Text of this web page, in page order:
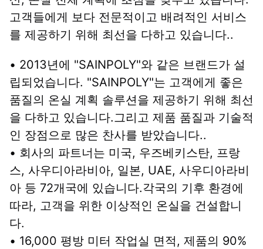
고객들에게 보다 전문적이고 배려적인 서비스
를 제공하기 위해 최선을 다하고 있습니다..
• 2013년에 "SAINPOLY"와 같은 브랜드가 설
립되었습니다. "SAINPOLY"는 고객에게 좋은
품질의 온실 계획 솔루션을 제공하기 위해 최선
을 다하고 있습니다.그리고 제품 품질과 기술적
인 장점으로 많은 찬사를 받았습니다..
• 회사의 파트너는 미국, 우즈베키스탄, 프랑
스, 사우디아라비아, 일본, UAE, 사우디아라비
아 등 72개국에 있습니다.각국의 기후 환경에
따라, 고객을 위한 이상적인 온실을 건설합니
다.
• 16,000 평방 미터 작업실 면적, 제품의 90%